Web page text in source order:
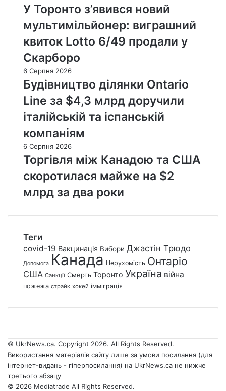
У Торонто з’явився новий
мультимільйонер: виграшний
квиток Lotto 6/49 продали у
Скарборо
6 Серпня 2026
Будівництво ділянки Ontario
Line за $4,3 млрд доручили
італійській та іспанській
компаніям
6 Серпня 2026
Торгівля між Канадою та США
скоротилася майже на $2
млрд за два роки
Теги
covid-19 Вакцинація Вибори Джастін Трюдо
Допомога Канада Нерухомість Онтаріо
США Санкції Смерть Торонто Україна війна
пожежа страйк хокей імміграція
© UkrNews.ca. Copyright 2026. All Rights Reserved.
Використання матеріалів сайту лише за умови посилання (для
інтернет-видань - гіперпосилання) на UkrNews.ca не нижче
третього абзацу
© 2026 Mediatrade All Rights Reserved.